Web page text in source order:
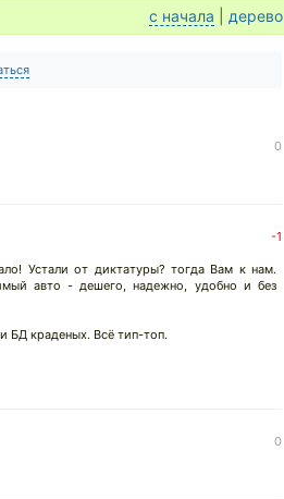
с начала дерево
0
-1
Устали от диктатуры? тогда Вам к нам.
авто - дешего, надежно, удобно и без
БД краденых. Всё тип-топ.
0